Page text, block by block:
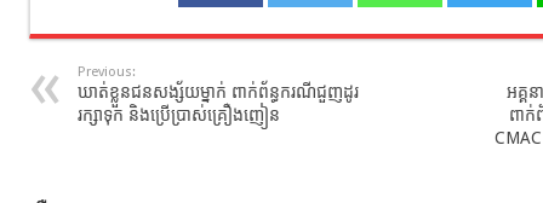
Previous:
ឃាត់ខ្លួនជនសង្ស័យម្នាក់ ពាក់ព័ន្ធករណីជួញដូរ
រក្សាទុក និងប្រើប្រាស់គ្រឿងញៀន
អគ្គ
ពាក់